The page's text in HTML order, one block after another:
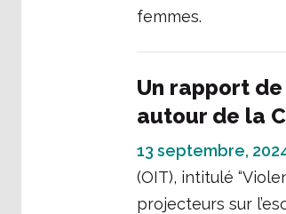
femmes.
Un rapport
autour de la
13 septembre,
(OIT), intitulé
projecteurs sur